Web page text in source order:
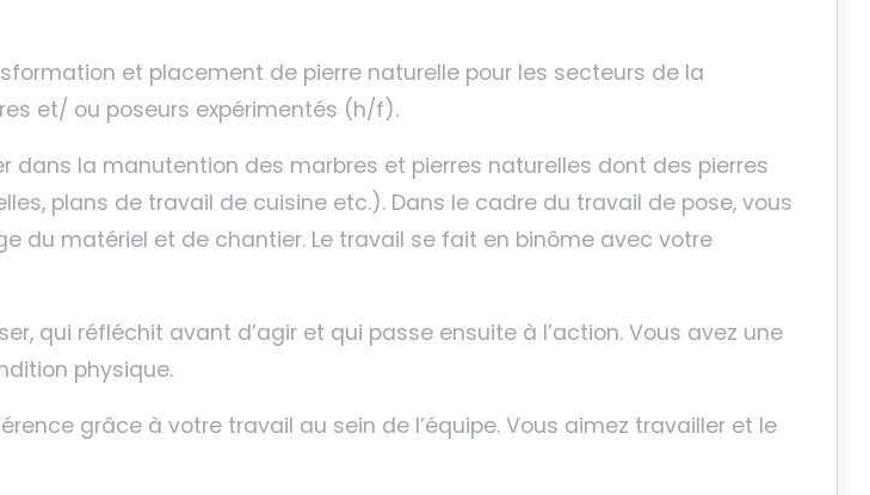
et placement de pierre naturelle pour les secteurs de la
et/ ou poseurs expérimentés (h/f).
la manutention des marbres et pierres naturelles dont des pierres
plans de travail de cuisine etc.). Dans le cadre du travail de pose, vous
du matériel et de chantier. Le travail se fait en binôme avec votre
qui réfléchit avant d’agir et qui passe ensuite à l’action. Vous avez une
physique.
grâce à votre travail au sein de l’équipe. Vous aimez travailler et le